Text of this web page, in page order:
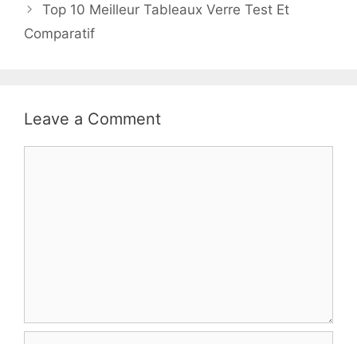
Top 10 Meilleur Tableaux Verre Test Et
Comparatif
Leave a Comment